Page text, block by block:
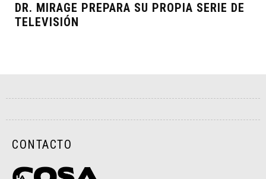
DR. MIRAGE PREPARA SU PROPIA SERIE DE
TELEVISIÓN
CONTACTO